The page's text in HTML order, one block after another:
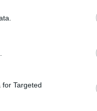
Targeted